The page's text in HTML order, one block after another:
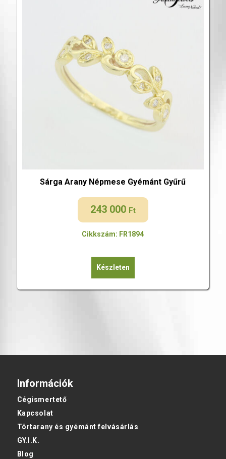
Sárga Arany Népmese Gyémánt Gyűrű
243 000 Ft
Cikkszám: FR1894
Készleten
Információk
Cégismertető
Kapcsolat
Törtarany és gyémánt felvásárlás
GY.I.K.
Blog